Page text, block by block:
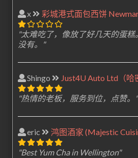
x 彩城港式面包西饼
"太难吃了，像放了好几天的蛋
没有。"
Shingo Just4U Auto Ltd（哈
"热情的老板，服务到位，点赞。"
eric 鸿图酒家 (Majestic
"Best Yum Cha in Wellington"